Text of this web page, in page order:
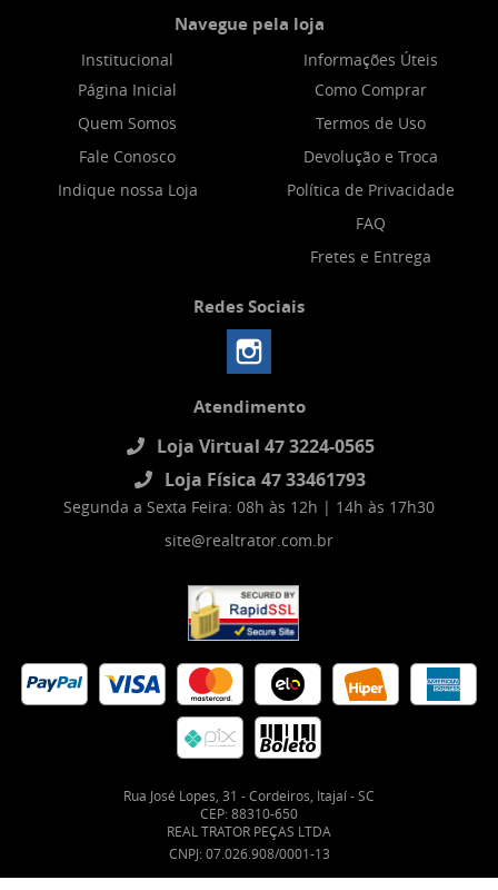
Navegue pela loja
Institucional
Página Inicial
Quem Somos
Fale Conosco
Indique nossa Loja
Informações Úteis
Como Comprar
Termos de Uso
Devolução e Troca
Política de Privacidade
FAQ
Fretes e Entrega
Redes Sociais
Atendimento
Loja Virtual 47 3224-0565
Loja Física 47 33461793
Segunda a Sexta Feira: 08h às 12h | 14h às 17h30
site@realtrator.com.br
Rua José Lopes, 31 -Cordeiros, Itajaí-SC
CEP: 88310-650
REAL TRATOR PEÇAS LTDA
CNPJ: 07.026.908/0001-13